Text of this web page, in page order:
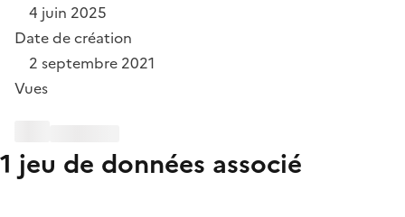
4 juin 2025
Date de création
2 septembre 2021
Vues
1 jeu de données associé